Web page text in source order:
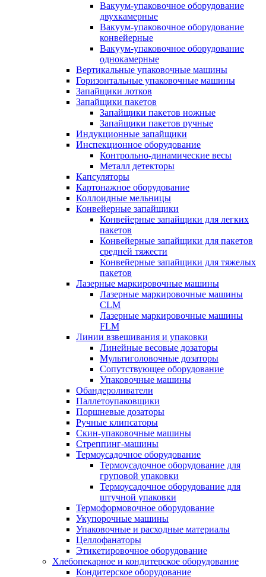
Вакуум-упаковочное оборудование
двухкамерные
Вакуум-упаковочное оборудование
конвейерные
Вакуум-упаковочное оборудование
однокамерные
Вертикальные упаковочные машины
Горизонтальные упаковочные машины
Запайщики лотков
Запайщики пакетов
Запайщики пакетов ножные
Запайщики пакетов ручные
Индукционные запайщики
Инспекционное оборудование
Контрольно-динамические весы
Металл детекторы
Капсуляторы
Картонажное оборудование
Коллоидные мельницы
Конвейерные запайщики
Конвейерные запайщики для легких
пакетов
Конвейерные запайщики для пакетов
средней тяжести
Конвейерные запайщики для тяжелых
пакетов
Лазерные маркировочные машины
Лазерные маркировочные машины
CLM
Лазерные маркировочные машины
FLM
Линии взвешивания и упаковки
Линейные весовые дозаторы
Мультиголовочные дозаторы
Сопутствующее оборудование
Упаковочные машины
Обандероливатели
Паллетоупаковщики
Поршневые дозаторы
Ручные клипсаторы
Скин-упаковочные машины
Стреппинг-машины
Термоусадочное оборудование
Термоусадочное оборудование для
груповой упаковки
Термоусадочное оборудование для
штучной упаковки
Термоформовочное оборудование
Укупорочные машины
Упаковочные и расходные материалы
Целлофанаторы
Этикетировочное оборудование
Хлебопекарное и кондитерское оборудование
Кондитерское оборудование